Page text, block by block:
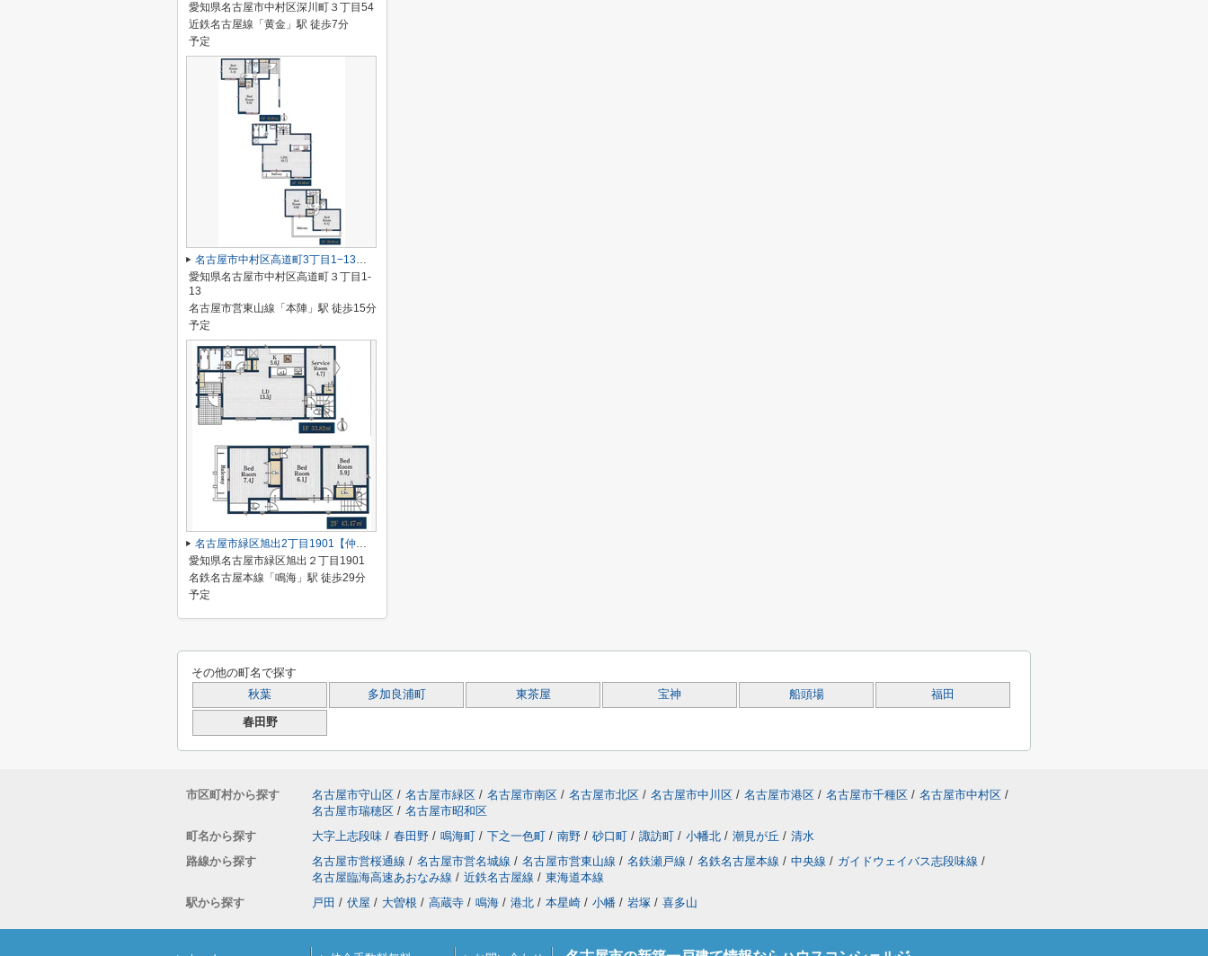
愛知県名古屋市中村区深川町３丁目54
近鉄名古屋線「黄金」駅 徒歩7分
予定
名古屋市中村区高道町3丁目1−13【仲介手数料無料】新築一戸建て 1号棟
愛知県名古屋市中村区高道町３丁目1-
13
名古屋市営東山線「本陣」駅 徒歩15分
予定
名古屋市緑区旭出2丁目1901【仲介手数料無料】新築一戸建て 2号棟
愛知県名古屋市緑区旭出２丁目1901
名鉄名古屋本線「鳴海」駅 徒歩29分
予定
その他の町名で探す
秋葉 多加良浦町 東茶屋 宝神 船頭場 福田
春田野
市区町村から探す 名古屋市守山区 / 名古屋市緑区 / 名古屋市南区 / 名古屋市北区 / 名古屋市中川区 / 名古屋市港区 / 名古屋市千種区 / 名古屋市中村区 /
名古屋市瑞穂区 / 名古屋市昭和区
町名から探す
大字上志段味 / 春田野 / 鳴海町 / 下之一色町 / 南野 / 砂口町 / 諏訪町 / 小幡北 / 潮見が丘 / 清水
路線から探す
名古屋市営桜通線 / 名古屋市営名城線 / 名古屋市営東山線 / 名鉄瀬戸線 / 名鉄名古屋本線 / 中央線 / ガイドウェイバス志段味線 /
名古屋臨海高速あおなみ線 / 近鉄名古屋線 / 東海道本線
駅から探す
戸田 / 伏屋 / 大曽根 / 高蔵寺 / 鳴海 / 港北 / 本星崎 / 小幡 / 岩塚 / 喜多山